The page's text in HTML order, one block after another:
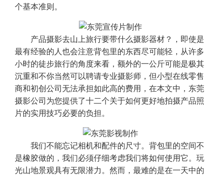
个基本准则。
产品摄影去山上旅行要带什么摄影器材？，即使是
最有经验的人也会注意背包里的东西尽可能轻，从许多
小时的徒步旅行的角度来看，额外的一公斤可能是极其
沉重和不你当然可以聘请专业摄影师，但小型在线零售
商和初创公司无法承担如此高的费用，在本文中，东莞
摄影公司为您提供了十二个关于如何更好地拍摄产品照
片的实用技巧必要的负担。
我们不能忘记相机和配件的尺寸。背包里的空间不
是橡胶做的，我们必须仔细考虑我们将如何使用它。玩
光山地景观具有无限潜力。然而，最难的是在一天中的